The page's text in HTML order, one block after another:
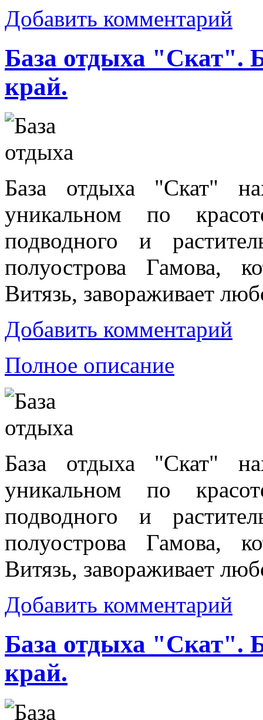
Добавить комментарий
База отдыха "Скат".
край.
База отдыха "Скат"
уникальном по
подводного и
полуострова Гамова,
Витязь, завораживает
Добавить комментарий
Полное описание
База отдыха "Скат"
уникальном по
подводного и
полуострова Гамова,
Витязь, завораживает
Добавить комментарий
База отдыха "Скат".
край.